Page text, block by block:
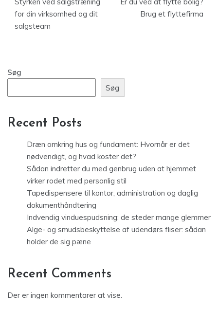
for din virksomhed og dit
salgsteam
Brug et flyttefirma
Søg
Søg
Recent Posts
Dræn omkring hus og fundament: Hvornår er det
nødvendigt, og hvad koster det?
Sådan indretter du med genbrug uden at hjemmet
virker rodet med personlig stil
Tapedispensere til kontor, administration og daglig
dokumenthåndtering
Indvendig vinduespudsning: de steder mange glemmer
Alge- og smudsbeskyttelse af udendørs fliser: sådan
holder de sig pæne
Recent Comments
Der er ingen kommentarer at vise.